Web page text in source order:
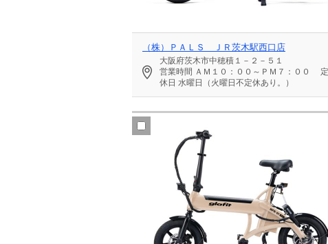
（株）ＰＡＬＳ ＪＲ茨木駅西口店
大阪府茨木市中穂積１－２－５１
営業時間 ＡＭ１０：００～ＰＭ７：００
定
休日 水曜日（火曜日不定休あり。）